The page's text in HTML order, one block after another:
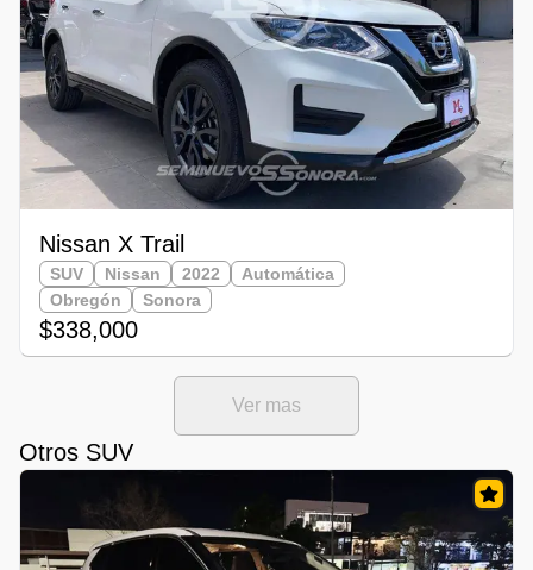
Nissan X Trail
SUV Nissan 2022
Automática
Obregón
Sonora
$338,000
Ver mas
Otros SUV